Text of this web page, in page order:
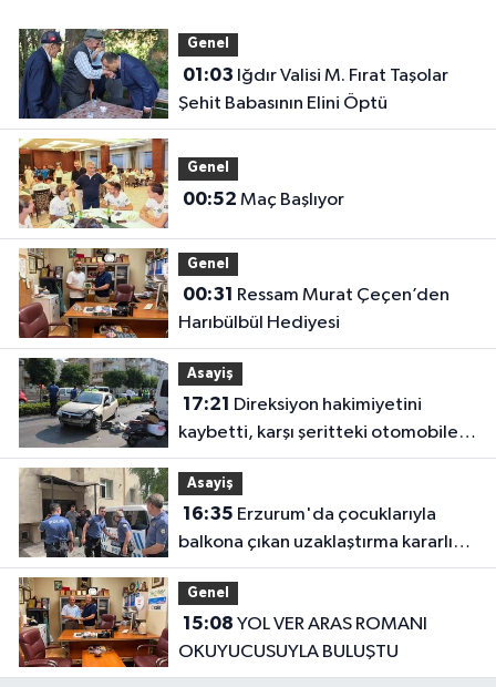
Genel
01:03
Şehit Babasının Elini Öptü
Genel
00:52 Maç Başlıyor
Genel
00:31
Harıbülbül Hediyesi
Asayiş
17:21
kaybetti, karşı şeritteki otomobile
çarptı
Asayiş
16:35
balkona çıkan uzaklaştırma kararlı
koca ikna edildi
Genel
15:08
OKUYUCUSUYLA BULUŞTU